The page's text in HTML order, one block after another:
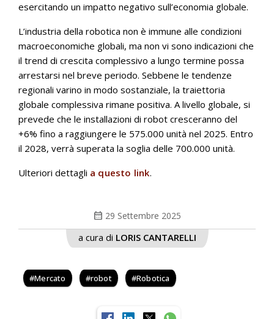
esercitando un impatto negativo sull’economia globale.
L’industria della robotica non è immune alle condizioni
macroeconomiche globali, ma non vi sono indicazioni che
il trend di crescita complessivo a lungo termine possa
arrestarsi nel breve periodo. Sebbene le tendenze
regionali varino in modo sostanziale, la traiettoria
globale complessiva rimane positiva. A livello globale, si
prevede che le installazioni di robot cresceranno del
+6% fino a raggiungere le 575.000 unità nel 2025. Entro
il 2028, verrà superata la soglia delle 700.000 unità.
Ulteriori dettagli a questo link.
calendar_month 29 Settembre 2025
a cura di LORIS CANTARELLI
Mercato robot Robotica